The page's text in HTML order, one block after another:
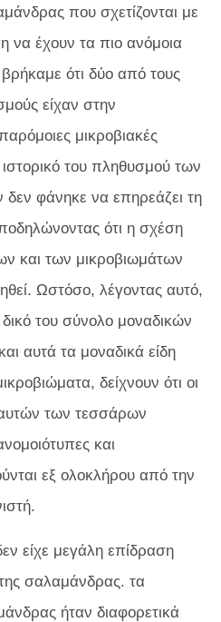
που σχετίζονται με
να έχουν τα πιο ανόμοια
ότι δύο από τους
είχαν στην
μικροβιακές
ιστορικό του πληθυσμού των
φάνηκε να επηρεάζει τη
ότι η σχέση
και των μικροβιωμάτων
Ωστόσο, λέγοντας αυτό,
του σύνολο μοναδικών
αυτά τα μοναδικά είδη
δείχνουν ότι οι
αυτών των τεσσάρων
και
εξ ολοκλήρου από την
είχε μεγάλη επίδραση
σαλαμάνδρας. τα
ήταν διαφορετικά